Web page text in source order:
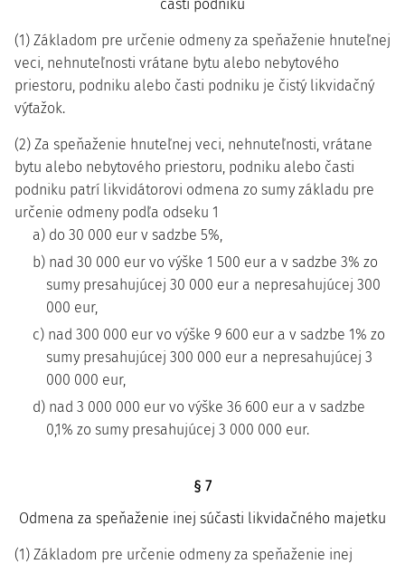
časti podniku
(1) Základom pre určenie odmeny za speňaženie hnuteľnej
veci, nehnuteľnosti vrátane bytu alebo nebytového
priestoru, podniku alebo časti podniku je čistý likvidačný
výťažok.
(2) Za speňaženie hnuteľnej veci, nehnuteľnosti, vrátane
bytu alebo nebytového priestoru, podniku alebo časti
podniku patrí likvidátorovi odmena zo sumy základu pre
určenie odmeny podľa odseku 1
a) do 30 000 eur v sadzbe 5%,
b) nad 30 000 eur vo výške 1 500 eur a v sadzbe 3% zo
sumy presahujúcej 30 000 eur a nepresahujúcej 300
000 eur,
c) nad 300 000 eur vo výške 9 600 eur a v sadzbe 1% zo
sumy presahujúcej 300 000 eur a nepresahujúcej 3
000 000 eur,
d) nad 3 000 000 eur vo výške 36 600 eur a v sadzbe
0,1% zo sumy presahujúcej 3 000 000 eur.
§ 7
Odmena za speňaženie inej súčasti likvidačného majetku
(1) Základom pre určenie odmeny za speňaženie inej